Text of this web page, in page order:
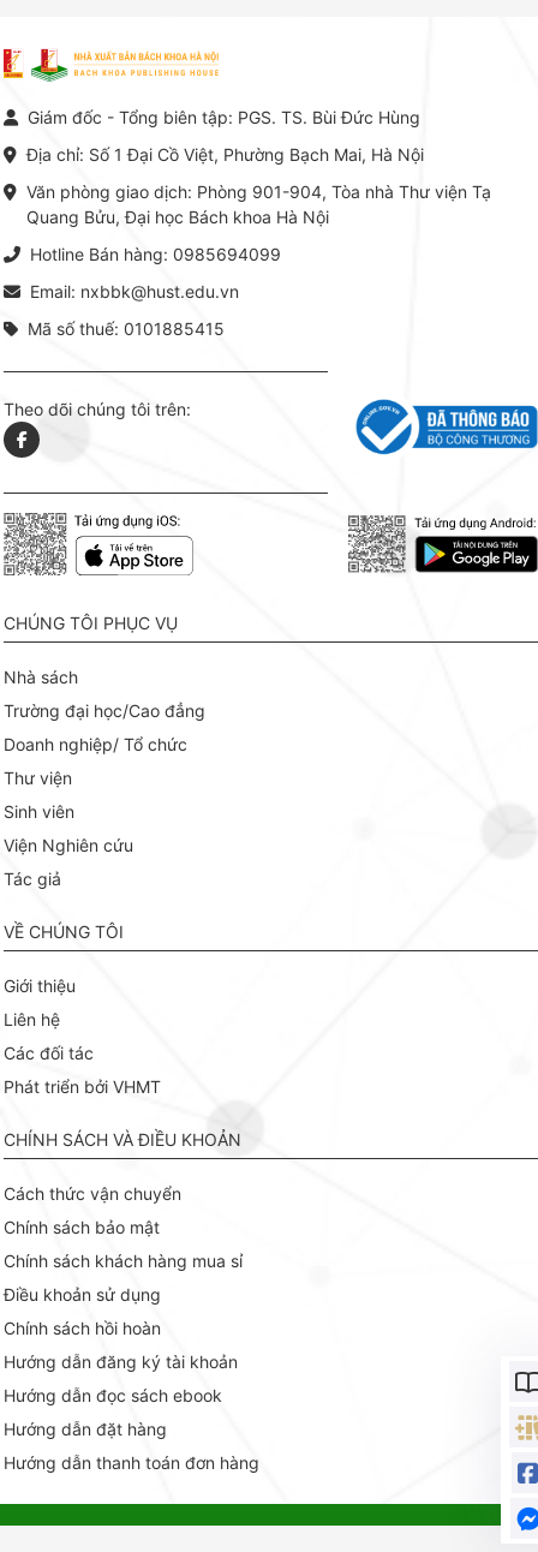
vực Hóa học phân tích tại Việt
Nam hiện nay. Bộ sách mang
đến một hệ thống tri thức hoàn
thuật thực hành -> Ứng dụng
khoa Hà Nội ấn hành cả hai
lý. Các
Giám đốc - Tổng biên tập: PGS. TS. Bùi Đức Hùng
Địa chỉ: Số 1 Đại Cồ Việt, Phường Bạch Mai, Hà Nội
Văn phòng giao dịch: Phòng 901-904, Tòa nhà Thư viện Tạ
Quang Bửu, Đại học Bách khoa Hà Nội
Hotline Bán hàng: 0985694099
Email: nxbbk@hust.edu.vn
Mã số thuế: 0101885415
Theo dõi chúng tôi trên:
CHÚNG TÔI PHỤC VỤ
Nhà sách
Trường đại học/Cao đẳng
Doanh nghiệp/ Tổ chức
Thư viện
Sinh viên
Viện Nghiên cứu
Tác giả
VỀ CHÚNG TÔI
Giới thiệu
Liên hệ
Các đối tác
Phát triển bởi VHMT
CHÍNH SÁCH VÀ ĐIỀU KHOẢN
Cách thức vận chuyển
Chính sách bảo mật
Chính sách khách hàng mua sỉ
Điều khoản sử dụng
Chính sách hồi hoàn
Hướng dẫn đăng ký tài khoản
Hướng dẫn đọc sách ebook
Hướng dẫn đặt hàng
Hướng dẫn thanh toán đơn hàng